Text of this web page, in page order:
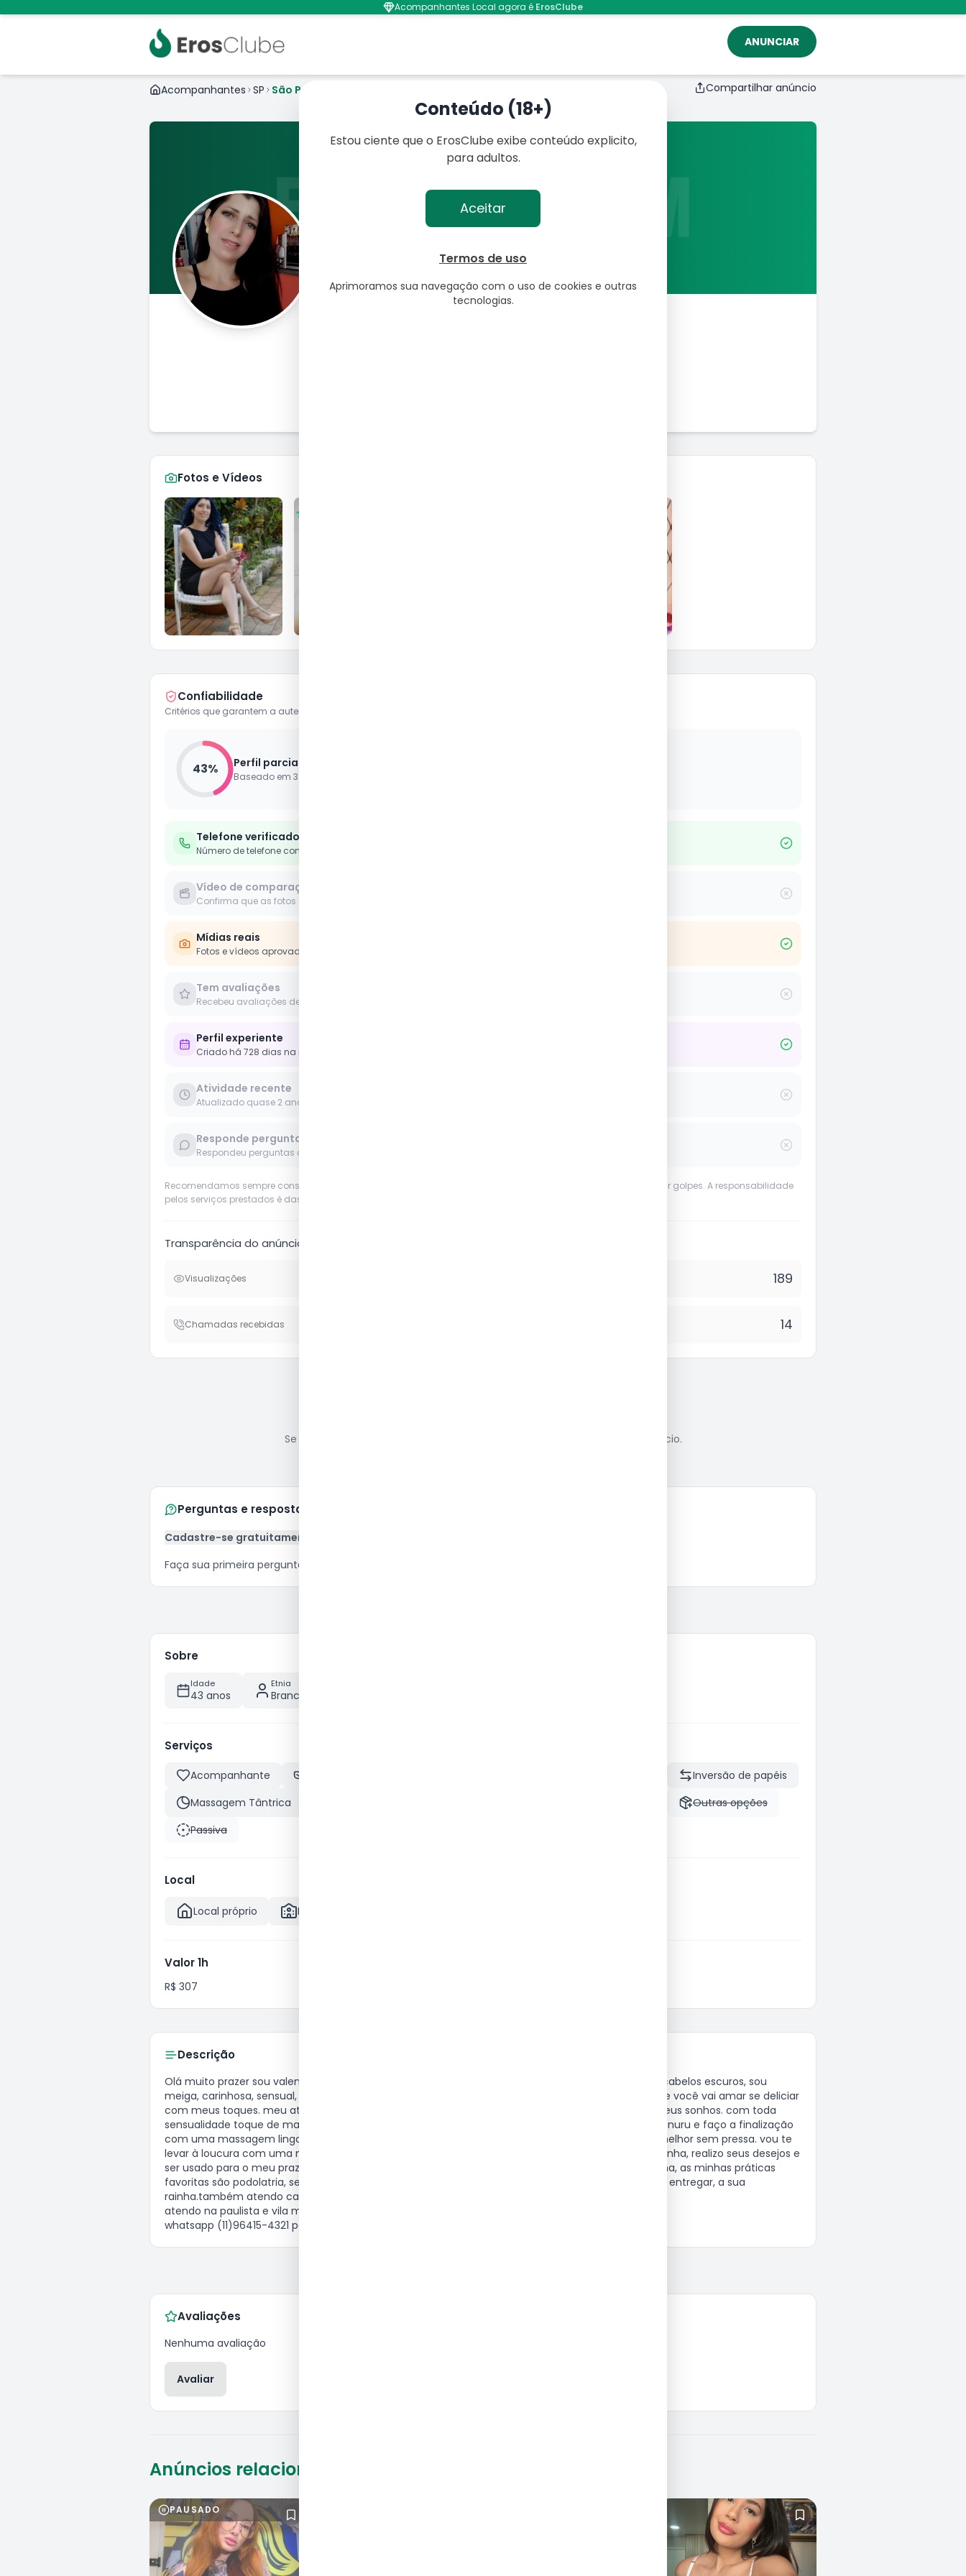
Conteúdo (18+)
Estou ciente que o ErosClube exibe conteúdo explicito,
para adultos.
Aceitar
Termos de uso
Aprimoramos sua navegação com o uso de cookies e outras
tecnologias.
ANUNCIAR
Acompanhantes Local agora é ErosClube
Acompanhantes SP São Paulo Compartilhar anúncio
Fotos e Vídeos
Confiabilidade
Critérios que garantem a autenticidade deste perfil
43% Perfil parcialmente verificado
Baseado em 3
Telefone verificado
Número de telefone confirmado pela plataforma
Vídeo de comparação
Confirma que as fotos e vídeos são reais
Mídias reais
Fotos e vídeos aprovados pela moderação
Tem avaliações
Recebeu avaliações de clientes
Perfil experiente
Criado há 728 dias na plataforma
Atividade recente
Atualizado quase 2 anos
Responde perguntas
Respondeu perguntas de usuários
Recomendamos sempre considerar o vídeo de verificação ao escolher. Evite depósitos antecipados para prevenir golpes. A responsabilidade
pelos serviços prestados é das próprias anunciantes.
Transparência do anúncio
Visualizações 189
Chamadas recebidas 14
Se você identificou conteúdo inadequado ou suspeito, denuncie este anúncio.
Perguntas e respostas
Cadastre-se gratuitamente
Faça sua primeira pergunta
Sobre
Idade
43 anos
Etnia
Branca
Serviços
Acompanhante
Inversão de papéis
Massagem Tântrica
Outras opções
Passiva
Local
Local próprio Hoteis e Motéis
Valor 1h
R$ 307
Descrição
olá muito prazer sou valentina, terapeuta, massagista, massoterapeuta, sou morena, branca, dos cabelos escuros, sou
meiga, carinhosa, sensual, educada e simpática, mulher empoderada e sou terapeuta corporal, que você vai amar se deliciar
com meus toques. meu atendimento é focado no prazer e no relaxamento com massagem dos seus sonhos. com toda
sensualidade toque de massagem ou fetiche.trabalho com várias massagens relaxante, tântrica e nuru e faço a finalização
com uma massagem lingam (massagem no órgão sexual) faço prostática, meu atendimento é melhor sem pressa. vou te
levar à loucura com uma massagem de prazer e relaxamento. também sou dominatrix domme rainha, realizo seus desejos e
ser usado para o meu prazer, além de possuir os mais lindos pezinhos.venha se entregar a sua rainha, as minhas práticas
favoritas são podolatria, servidão, escravizar, castigos e humilhação, dominação e fetiche. venha si entregar, a sua
rainha.também atendo casal com massagem ritual maithuna e fetiche para casal.
atendo na paulista e vila mariana sp.
whatsapp (11)96415-4321 para agendar agora.
Avaliações
Nenhuma avaliação
Avaliar
Anúncios relacionados em
PAUSADO